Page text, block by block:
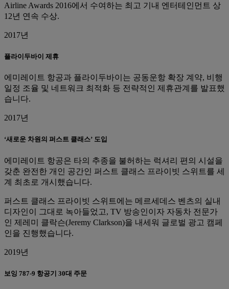
Airline Awards 2016에서 수여하는 최고 기내 엔터테인먼트 상
12년 연속 수상.
2017년
플라이두바이 제휴
에미레이트 항공과 플라이두바이는 공동운항 확장 계약, 비행
일정 조율 및 네트워크 최적화 등 전략적인 제휴관계를 발표했
습니다.
2017년
‘새로운 차원의 퍼스트 클래스’ 도입
에미레이트 항공은 타의 추종을 불허하는 럭셔리 편의 시설을
갖춘 완전한 개인 공간인 퍼스트 클래스 프라이빗 스위트를 세
계 최초로 개시했습니다.
퍼스트 클래스 프라이빗 스위트에는 메르세데스 벤츠의 실내
디자인이 그대로 녹아들었고, TV 방송인이자 자동차 전문가
인 제레미 클락슨(Jeremy Clarkson)을 내세워 글로벌 광고 캠페
인을 진행했습니다.
2019년
보잉 787-9 항공기 30대 주문